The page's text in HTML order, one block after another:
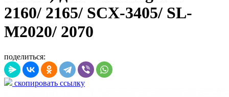
2160/ 2165/ SCX-3405/ SL-
M2020/ 2070
поделиться:
скопировать ссылку